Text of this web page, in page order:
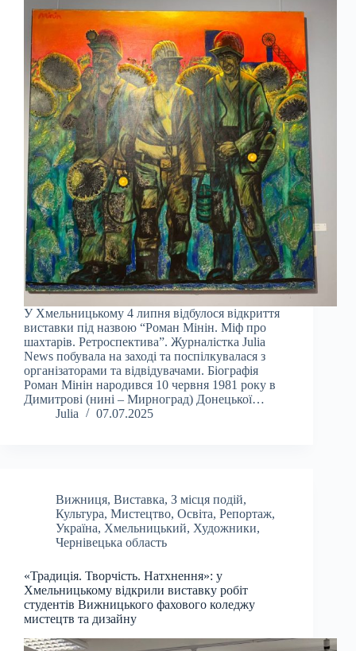
У Хмельницькому 4 липня відбулося відкриття
виставки під назвою “Роман Мінін. Міф про
шахтарів. Ретроспектива”. Журналістка Julia
News побувала на заході та поспілкувалася з
організаторами та відвідувачами. Біографія
Роман Мінін народився 10 червня 1981 року в
Димитрові (нині – Мирноград) Донецької…
Julia
07.07.2025
Вижниця, Виставка, З місця подій,
Культура, Мистецтво, Освіта, Репортаж,
Україна, Хмельницький, Художники,
Чернівецька область
«Традиція. Творчість. Натхнення»: у
Хмельницькому відкрили виставку робіт
студентів Вижницького фахового коледжу
мистецтв та дизайну